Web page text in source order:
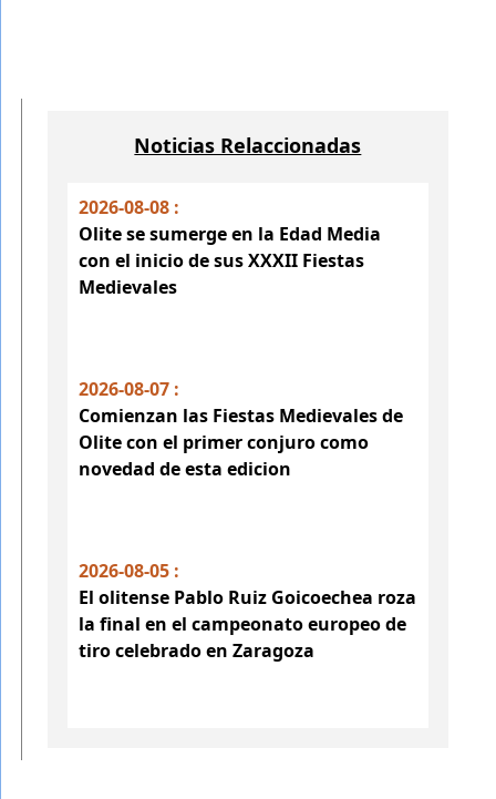
Noticias Relaccionadas
2026-08-08 :
Olite se sumerge en la Edad Media
con el inicio de sus XXXII Fiestas
Medievales
2026-08-07 :
Comienzan las Fiestas Medievales de
Olite con el primer conjuro como
novedad de esta edicion
2026-08-05 :
El olitense Pablo Ruiz Goicoechea roza
la final en el campeonato europeo de
tiro celebrado en Zaragoza